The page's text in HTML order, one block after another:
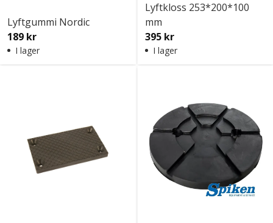
Lyftgummi Nordic
189 kr
I lager
Lyftkloss 253*200*100
mm
395 kr
I lager